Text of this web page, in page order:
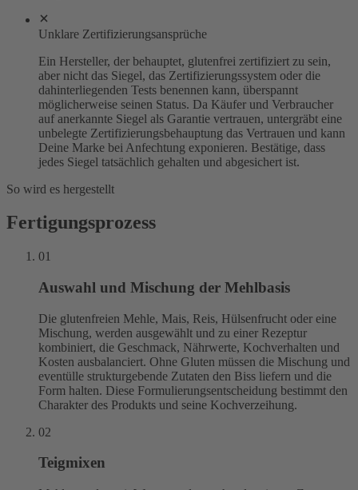
Unklare Zertifizierungsansprüche
Ein Hersteller, der behauptet, glutenfrei zertifiziert zu sein,
aber nicht das Siegel, das Zertifizierungssystem oder die
dahinterliegenden Tests benennen kann, überspannt
möglicherweise seinen Status. Da Käufer und Verbraucher
auf anerkannte Siegel als Garantie vertrauen, untergräbt eine
unbelegte Zertifizierungsbehauptung das Vertrauen und kann
Deine Marke bei Anfechtung exponieren. Bestätige, dass
jedes Siegel tatsächlich gehalten und abgesichert ist.
So wird es hergestellt
Fertigungsprozess
01
Auswahl und Mischung der Mehlbasis
Die glutenfreien Mehle, Mais, Reis, Hülsenfrucht oder eine
Mischung, werden ausgewählt und zu einer Rezeptur
kombiniert, die Geschmack, Nährwerte, Kochverhalten und
Kosten ausbalanciert. Ohne Gluten müssen die Mischung und
eventülle strukturgebende Zutaten den Biss liefern und die
Form halten. Diese Formulierungsentscheidung bestimmt den
Charakter des Produkts und seine Kochverzeihung.
02
Teigmixen